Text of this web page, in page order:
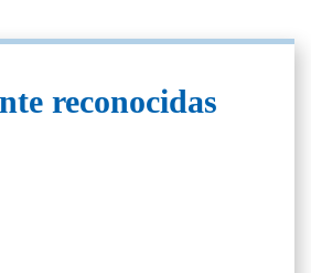
reconocidas